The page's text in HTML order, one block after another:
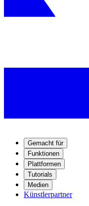
Gemacht für
Funktionen
Plattformen
Tutorials
Medien
Künstlerpartner